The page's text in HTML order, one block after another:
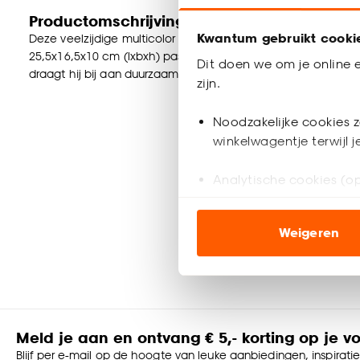
Kwantum gebruikt
Dit doen we om je online
zijn.
Noodzakelijke cookies
winkelwagentje terwijl
Analytische cookies
ook buiten de
Klik op ‘Ja, alles
accepteren door op
Goed om te weten is dat
Weigeren
Productomschrijving
Deze veelzijdige multicolor klapkrat in maat M is ideaal
25,5x16,5x10 cm (lxbxh) past hij perfect in elke ruimte.
draagt hij bij aan duurzaamheid. Deze klapkrat is niet alleen
Meld je aan en ontvang € 5,- korting op je
Blijf per e-mail op de hoogte van leuke aanbiedingen,